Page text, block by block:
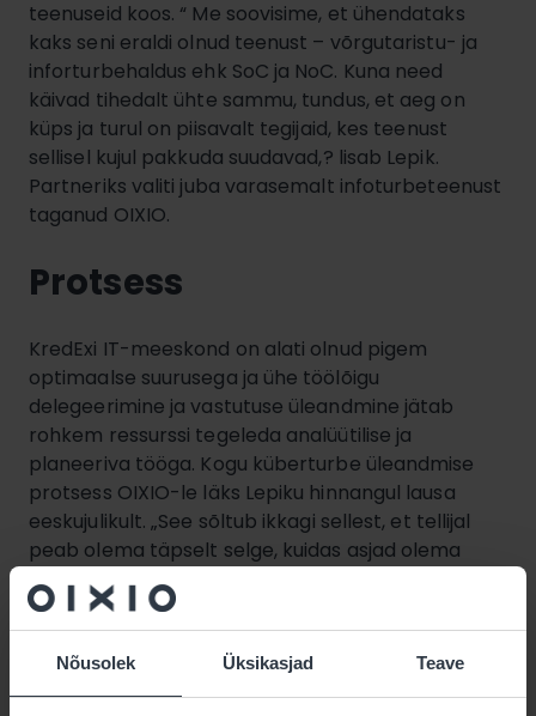
Nõusolek Üksikasjad Teave
teenuseid koos. “ Me soovisime, et ühendataks
kaks seni eraldi olnud teenust – võrgutaristu- ja
inforturbehaldus ehk SoC ja NoC. Kuna need
käivad tihedalt ühte sammu, tundus, et aeg on
küps ja turul on piisavalt tegijaid, kes teenust
sellisel kujul pakkuda suudavad,? lisab Lepik.
Partneriks valiti juba varasemalt infoturbeteenust
taganud OIXIO.
Protsess
KredExi IT-meeskond on alati olnud pigem
optimaalse suurusega ja ühe töölõigu
delegeerimine ja vastutuse üleandmine jätab
rohkem ressurssi tegeleda analüütilise ja
planeeriva tööga. Kogu küberturbe üleandmise
protsess OIXIO-le läks Lepiku hinnangul lausa
eeskujulikult. „See sõltub ikkagi sellest, et tellijal
peab olema täpselt selge, kuidas asjad olema
peaksid ja pakkuja peab suutma kaasa mõelda ja
kliendi vajadustest aru saama. Kui müüakse vana
pakett-toodet uue nimega – koostööd ei sünni,“
lausub Lepik.